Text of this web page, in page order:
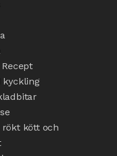
kyckling
kött och